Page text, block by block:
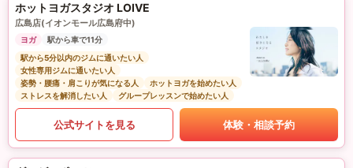
ホットヨガスタジオ LOIVE
広島店(イオンモール広島府中)
ヨガ
駅から車で11分
駅から5分以内のジムに通いたい人
女性専用ジムに通いたい人
姿勢・腰痛・肩こりが気になる人
ホットヨガを始めたい人
ストレスを解消したい人
グループレッスンで始めたい人
公式サイトを見る 体験・相談予約